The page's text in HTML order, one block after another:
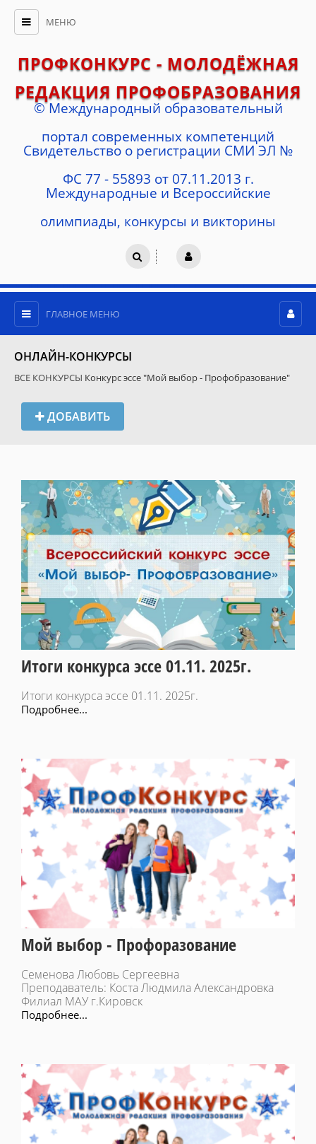
МЕНЮ
ПРОФКОНКУРС - МОЛОДЁЖНАЯ
РЕДАКЦИЯ ПРОФОБРАЗОВАНИЯ
© Международный образовательный
портал современных компетенций
Cвидетельство о регистрации СМИ ЭЛ №
ФС 77 - 55893 от 07.11.2013 г.
Международные и Всероссийские
олимпиады, конкурсы и викторины
ГЛАВНОЕ МЕНЮ
ОНЛАЙН-КОНКУРСЫ
ВСЕ КОНКУРСЫ Конкурс эссе "Мой выбор - Профобразование"
ДОБАВИТЬ
Итоги конкурса эссе 01.11. 2025г.
Итоги конкурса эссе 01.11. 2025г.
Подробнее...
Мой выбор - Профоразование
Семенова Любовь Сергеевна
Преподаватель: Коста Людмила Александровка
Филиал МАУ г.Кировск
Подробнее...